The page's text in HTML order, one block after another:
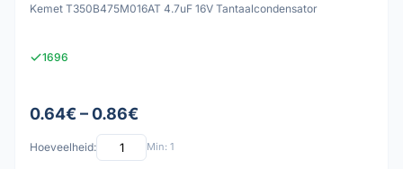
Kemet T350B475M016AT 4.7uF 16V Tantaalcondensator
1696
0.64€ – 0.86€
Hoeveelheid: Min: 1